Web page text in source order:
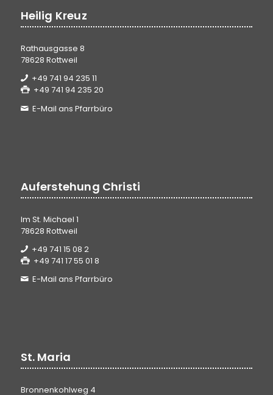
Heilig Kreuz
Rathausgasse 8
78628 Rottweil
+49 741 94 235 11
+49 741 94 235 20
E-Mail ans Pfarrbüro
Auferstehung Christi
Im St. Michael 1
78628 Rottweil
+49 741 15 08 2
+49 741 17 55 01 8
E-Mail ans Pfarrbüro
St. Maria
Bronnenkohlweg 4